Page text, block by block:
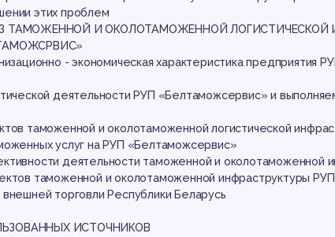
этих проблем
ТАМОЖЕННОЙ И ОКОЛОТАМОЖЕННОЙ ЛОГИСТИЧЕСКОЙ
- экономическая характеристика предприятия
деятельности РУП «Белтаможсервис» и
таможенной и околотаможенной логистической
услуг на РУП «Белтаможсервис»
деятельности таможенной и околотаможенной
таможенной и околотаможенной инфраструктуры
внешней торговли Республики Беларусь
ИСТОЧНИКОВ